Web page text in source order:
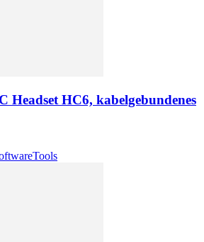
Headset HC6, kabelgebundenes
Tools